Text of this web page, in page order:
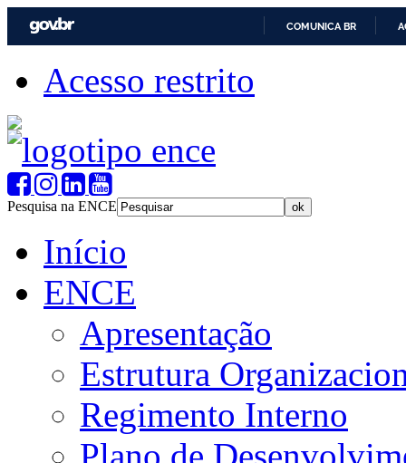
COMUNICA BR
Acesso restrito
Pesquisa na ENCE
Início
ENCE
Apresentação
Estrutura
Regimento Interno
Plano de